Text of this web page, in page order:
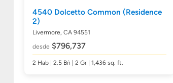
4540 Dolcetto Common (Residence
2)
Livermore, CA 94551
desde $796,737
2 Hab | 2.5 Bñ | 2 Gr | 1,436 sq. ft.